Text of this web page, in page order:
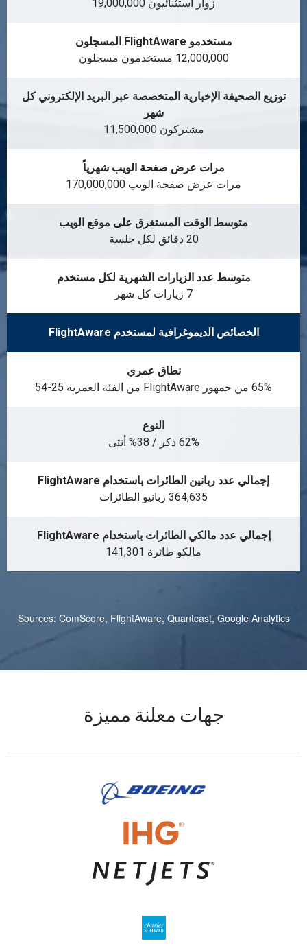
زوار استثنائيون 19,000,000
مستخدمو FlightAware المسجلون
12,000,000 مستخدمون مسجلون
توزيع الصحيفة الإخبارية المتخصصة عبر البريد الإلكتروني كل
شهر
مشتركون 11,500,000
مرات عرض صفحة الويب شهرياً
مرات عرض صفحة الويب 170,000,000
متوسط الوقت المستغرق على موقع الويب
20 دقائق لكل جلسة
متوسط عدد الزيارات الشهرية لكل مستخدم
7 زيارات كل شهر
الخصائص الديموغرافية لمستخدم FlightAware
نطاق عمري
65% من جمهور FlightAware من الفئة العمرية 25-54
النوع
62% ذكر / 38% أنثى
إجمالي عدد ربانين الطائرات باستخدام FlightAware
364,635 ربانيو الطائرات
إجمالي عدد مالكي الطائرات باستخدام FlightAware
مالكو طائرة 141,301
Sources: ComScore, FlightAware, Quantcast, Google Analytics
جهات معلنة مميزة